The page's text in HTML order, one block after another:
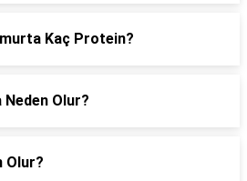
Kaç Protein?
Neden Olur?
Olur?